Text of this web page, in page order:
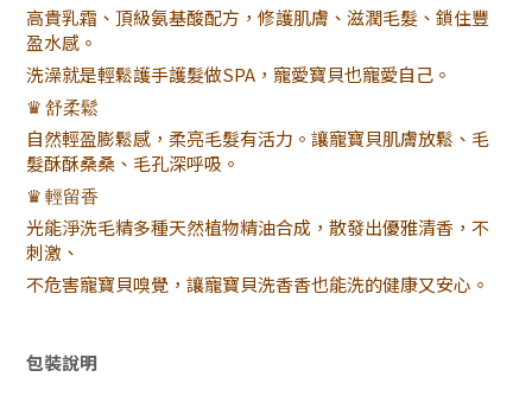
高貴乳霜、頂級氨基酸配方，修護肌膚、滋潤毛髮、鎖住豐
盈水感。
洗澡就是輕鬆護手護髮做SPA，寵愛寶貝也寵愛自己。
♛ 舒柔鬆
自然輕盈膨鬆感，柔亮毛髮有活力。讓寵寶貝肌膚放鬆、毛
髮酥酥桑桑、毛孔深呼吸。
♛ 輕留香
光能淨洗毛精多種天然植物精油合成，散發出優雅清香，不
刺激、
不危害寵寶貝嗅覺，讓寵寶貝洗香香也能洗的健康又安心。
包裝說明